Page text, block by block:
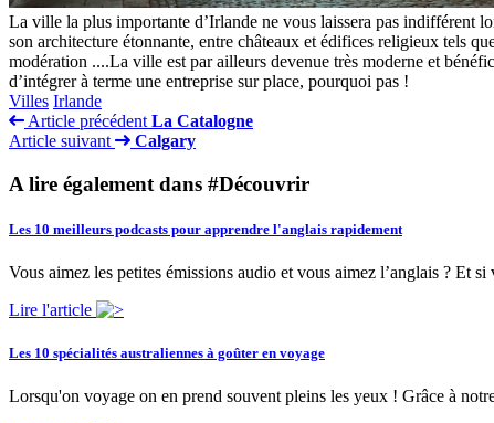
La ville la plus importante d’Irlande ne vous laissera pas indifférent
son architecture étonnante, entre châteaux et édifices religieux tels
modération ....La ville est par ailleurs devenue très moderne et
d’intégrer à terme une entreprise sur place, pourquoi pas !
Villes Irlande
Article précédent La Catalogne
Article suivant
Calgary
A lire également dans #Découvrir
Les 10 meilleurs podcasts pour apprendre l'anglais rapidement
Vous aimez les petites émissions audio et vous aimez l’anglais ? Et
Lire l'article
Les 10 spécialités australiennes à goûter en voyage
Lorsqu'on voyage on en prend souvent pleins les yeux ! Grâce à